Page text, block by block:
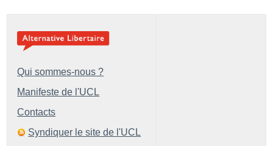
Qui sommes-nous ?
Manifeste de l'UCL
Contacts
Syndiquer le site de l'UCL